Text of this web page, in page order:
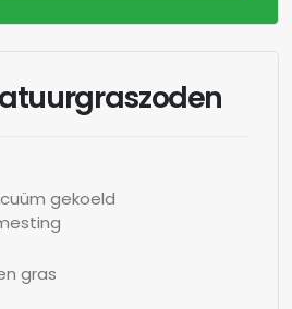
gekoeld
gras